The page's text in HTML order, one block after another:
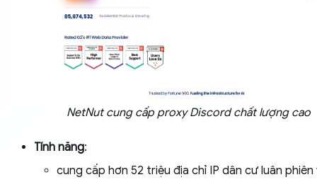
NetNut cung cấp proxy Discord chất lượng cao
Tính năng:
cung cấp hơn 52 triệu địa chỉ IP dân cư luân phiên